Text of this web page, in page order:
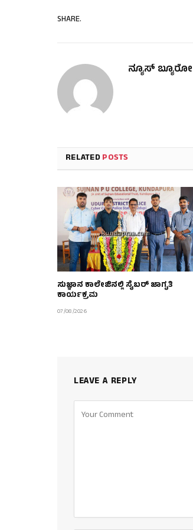
SHARE.
ನ್ಯೂಸ್ ಬ್ಯೂರೋ
RELATEDPOSTS
ಸುಜ್ಞಾನ ಕಾಲೇಜಿನಲ್ಲಿ ಸೈಬರ್ ಜಾಗೃತಿ
ಕಾರ್ಯಕ್ರಮ
07/08/2026
LEAVE A REPLY